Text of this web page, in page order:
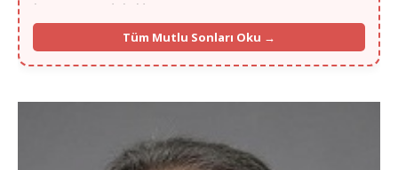
"Gurbette yalnızlık zordu ama Murat Bey'in ilgisi ve portalı
sayesinde Köln'den hayat arkadaşımı buldum."
"İlk başta ilan vermek için çekinmiştim, 13. yılınızı görünce
Tüm Mutlu Sonları Oku →